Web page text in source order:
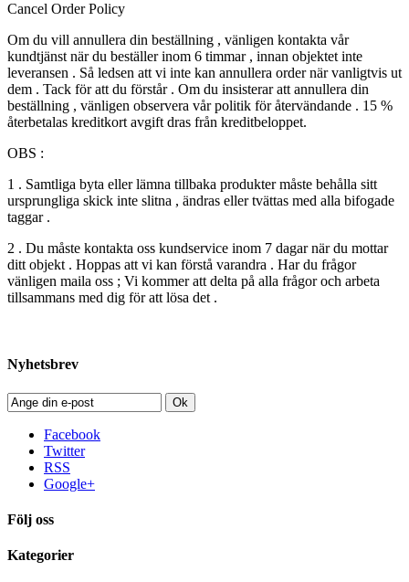
Cancel Order Policy
Om du vill annullera din beställning , vänligen kontakta vår
kundtjänst när du beställer inom 6 timmar , innan objektet inte
leveransen . Så ledsen att vi inte kan annullera order när vanligtvis ut
dem . Tack för att du förstår . Om du insisterar att annullera din
beställning , vänligen observera vår politik för återvändande . 15 %
återbetalas kreditkort avgift dras från kreditbeloppet.
OBS :
1 . Samtliga byta eller lämna tillbaka produkter måste behålla sitt
ursprungliga skick inte slitna , ändras eller tvättas med alla bifogade
taggar .
2 . Du måste kontakta oss kundservice inom 7 dagar när du mottar
ditt objekt . Hoppas att vi kan förstå varandra . Har du frågor
vänligen maila oss ; Vi kommer att delta på alla frågor och arbeta
tillsammans med dig för att lösa det .
Nyhetsbrev
Ok
Facebook
Twitter
RSS
Google+
Följ oss
Kategorier